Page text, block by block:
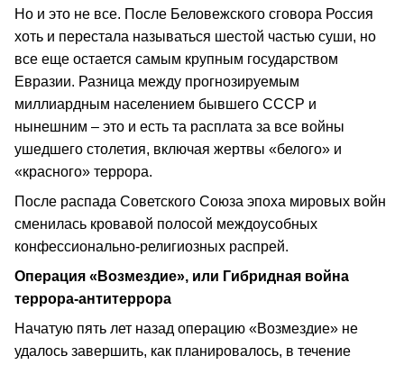
Но и это не все. После Беловежского сговора Россия
хоть и перестала называться шестой частью суши, но
все еще остается самым крупным государством
Евразии. Разница между прогнозируемым
миллиардным населением бывшего СССР и
нынешним – это и есть та расплата за все войны
ушедшего столетия, включая жертвы «белого» и
«красного» террора.
После распада Советского Союза эпоха мировых войн
сменилась кровавой полосой междоусобных
конфессионально‑религиозных распрей.
Операция «Возмездие», или Гибридная война
террора‑антитеррора
Начатую пять лет назад операцию «Возмездие» не
удалось завершить, как планировалось, в течение